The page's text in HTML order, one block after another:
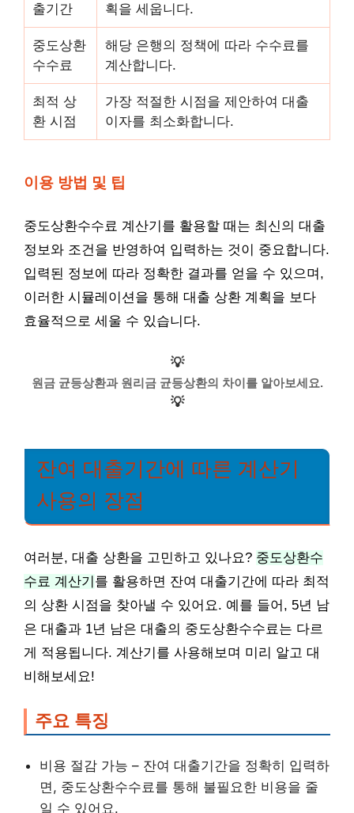
출기간
획을 세웁니다.
중도상환
수수료
해당 은행의 정책에 따라 수수료를
계산합니다.
최적 상
환 시점
가장 적절한 시점을 제안하여 대출
이자를 최소화합니다.
이용 방법 및 팁
중도상환수수료 계산기를 활용할 때는 최신의 대출
정보와 조건을 반영하여 입력하는 것이 중요합니다.
입력된 정보에 따라 정확한 결과를 얻을 수 있으며,
이러한 시뮬레이션을 통해 대출 상환 계획을 보다
효율적으로 세울 수 있습니다.
💡
원금 균등상환과 원리금 균등상환의 차이를 알아보세요.
💡
잔여 대출기간에 따른 계산기
사용의 장점
여러분, 대출 상환을 고민하고 있나요? 중도상환수
수료 계산기 를 활용하면 잔여 대출기간에 따라 최적
의 상환 시점을 찾아낼 수 있어요. 예를 들어, 5년 남
은 대출과 1년 남은 대출의 중도상환수수료는 다르
게 적용됩니다. 계산기를 사용해보며 미리 알고 대
비해보세요!
주요 특징
비용 절감 가능 – 잔여 대출기간을 정확히 입력하
면, 중도상환수수료를 통해 불필요한 비용을 줄
일 수 있어요.